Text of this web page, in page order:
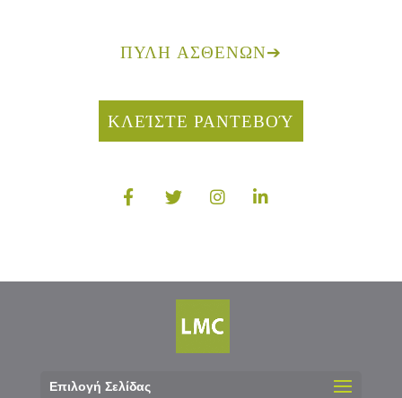
ΠΎΛΗ ΑΣΘΕΝΏΝ➔
ΚΛΕΊΣΤΕ ΡΑΝΤΕΒΟΎ
Επιλογή Σελίδας